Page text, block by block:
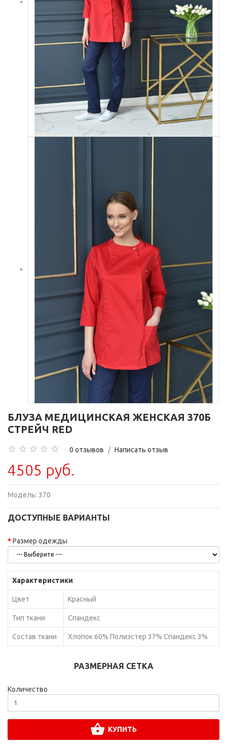
БЛУЗА МЕДИЦИНСКАЯ ЖЕНСКАЯ 370Б
СТРЕЙЧ RED
0 отзывов / Написать отзыв
4505 руб.
Модель: 370
ДОСТУПНЫЕ ВАРИАНТЫ
Размер одежды
Характеристики
Цвет Красный
Тип ткани Спандекс
Состав ткани Хлопок 60% Полиэстер 37% Спандекс 3%
РАЗМЕРНАЯ СЕТКА
Количество
КУПИТЬ